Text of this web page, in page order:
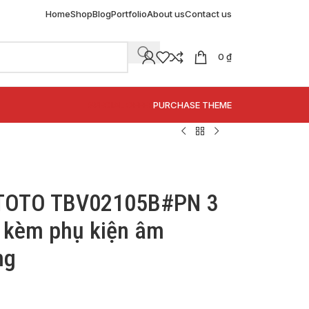
HomeShopBlogPortfolioAbout usContact us
0 ₫
PURCHASE THEME
TBV02105B#PN 3
phụ kiện âm